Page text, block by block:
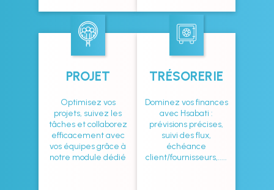
PROJET
Optimisez vos
projets, suivez les
tâches et collaborez
efficacement avec
vos équipes grâce à
notre module dédié
TRÉSORERIE
Dominez vos finances
avec Hsabati :
prévisions précises,
suivi des flux,
échéance
client/fournisseurs,.....